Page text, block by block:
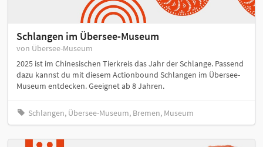
Schlangen im Übersee-Museum
von Übersee-Museum
2025 ist im Chinesischen Tierkreis das Jahr der Schlange. Passend
dazu kannst du mit diesem Actionbound Schlangen im Übersee-
Museum entdecken. Geeignet ab 8 Jahren.
Schlangen, Übersee-Museum, Bremen, Museum